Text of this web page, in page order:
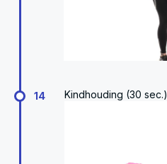
14 Kindhouding (30 sec.)